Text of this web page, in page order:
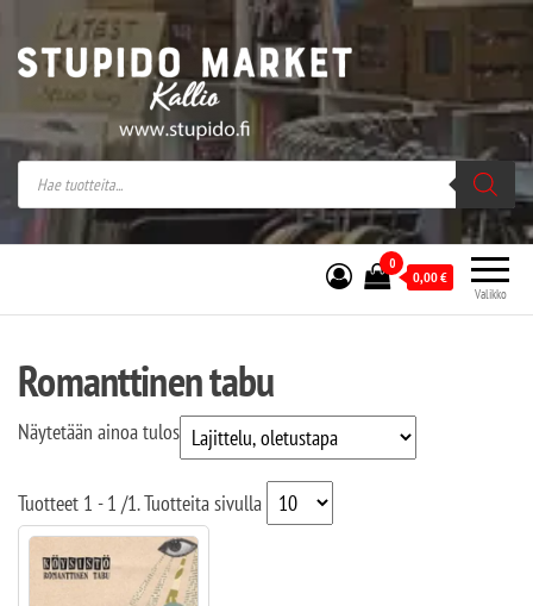
Stupido Market – verkossa ja kivijalassa
Stupido Market on vaihtoehtomusaan
erikoistunut verkko- sekä
kivijalkakauppa Helsingissä Kallion
sydämessä.
Valikko
0
0,00€
Romanttinen tabu
Näytetään ainoa tulos
Tuotteet 1 - 1 /1. Tuotteita sivulla